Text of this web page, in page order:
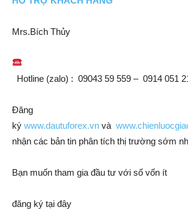
Mrs.Bích Thủy
Hotline (zalo) : 09043 59 559 – 0914 051
Đăng
ký www.dautuforex.vn và
nhận các bản tin phân tích thị trường sớm
Bạn muốn tham gia đầu tư với số vốn ít
đăng ký tại đây